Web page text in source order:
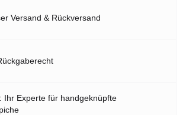
Versand & Rückversand
Ihr Experte für handgeknüpfte